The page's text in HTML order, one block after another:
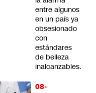
entre algunos
en un país ya
obsesionado
con
estándares
de belleza
inalcanzables.
08-